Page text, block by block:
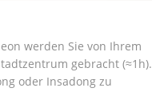
werden Sie von Ihrem
gebracht (≈1h).
oder Insadong zu